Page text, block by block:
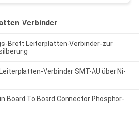
Verbinder
Brett Leiterplatten-Verbinder-zur
Verbinder SMT-AU über Ni-
Board To Board Connector Phosphor-